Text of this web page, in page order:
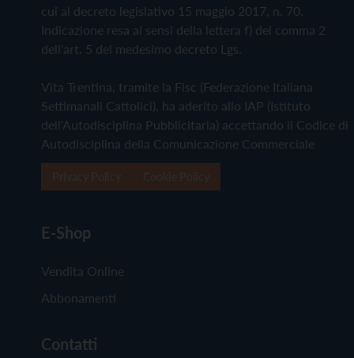
cui al decreto legislativo 15 maggio 2017, n. 70.
Indicazione resa ai sensi della lettera f) del comma 2
dell'art. 5 del medesimo decreto Lgs.
Vita Trentina, tramite la Fisc (Federazione Italiana
Settimanali Cattolici), ha aderito allo IAP (Istituto
dell'Autodisciplina Pubblicitaria) accettando il Codice di
Autodisciplina della Comunicazione Commerciale
E-Shop
Vendita Online
Abbonamenti
Contatti